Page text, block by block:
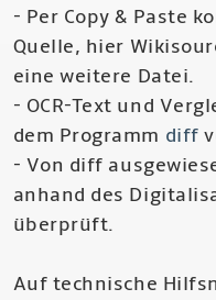
- Per Copy & Paste
Quelle, hier
eine weitere Datei.
- OCR-Text und
dem Programm diff
- Von diff
anhand des
überprüft.
Auf technische